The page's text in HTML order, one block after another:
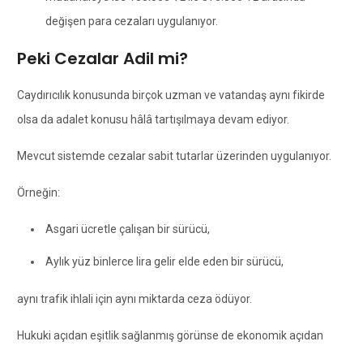
değişen para cezaları uygulanıyor.
Peki Cezalar Adil mi?
Caydırıcılık konusunda birçok uzman ve vatandaş aynı fikirde
olsa da adalet konusu hâlâ tartışılmaya devam ediyor.
Mevcut sistemde cezalar sabit tutarlar üzerinden uygulanıyor.
Örneğin:
Asgari ücretle çalışan bir sürücü,
Aylık yüz binlerce lira gelir elde eden bir sürücü,
aynı trafik ihlali için aynı miktarda ceza ödüyor.
Hukuki açıdan eşitlik sağlanmış görünse de ekonomik açıdan